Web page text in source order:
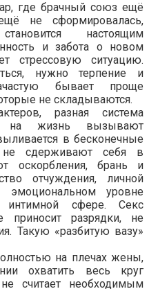
где брачный союз ещё
не сформировалась,
настоящим
и забота о новом
стрессовую ситуацию.
нужно терпение и
бывает проще
не складываются.
разная система
на жизнь вызывают
в бесконечные
не сдерживают себя в
оскорбления, брань и
отчуждения, личной
эмоциональном уровне
сфере. Секс
приносит разрядки, не
Такую «разбитую вазу»
на плечах жены,
охватить весь круг
считает необходимым